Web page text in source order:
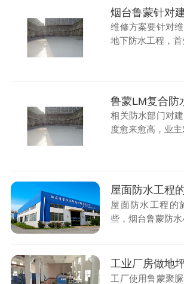
维修方案要针对
地下防水工程，首
相关防水部门对
度愈来愈高，业主
屋面防水工程的
些，烟台鲁蒙防水
工厂使用鲁蒙聚